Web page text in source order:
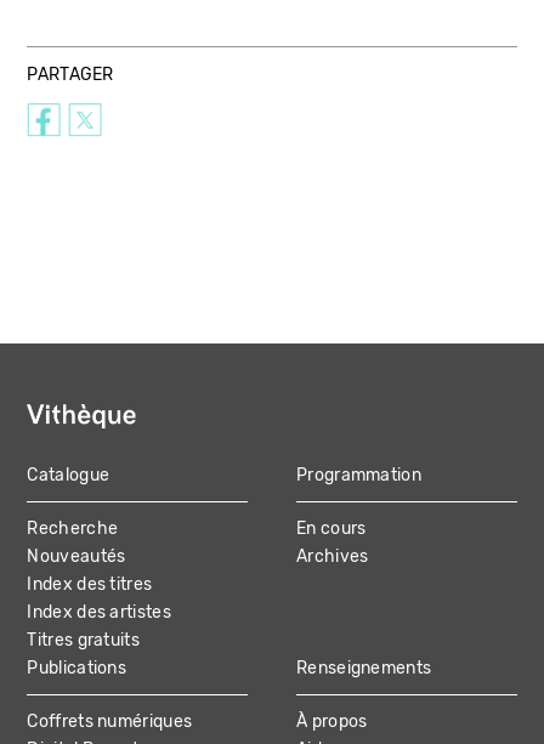
PARTAGER
MAIN
NAVIGATION
Catalogue
Recherche
Nouveautés
Index des titres
Index des artistes
Titres gratuits
Programmation
En cours
Archives
Publications
Coffrets numériques
Renseignements
À propos